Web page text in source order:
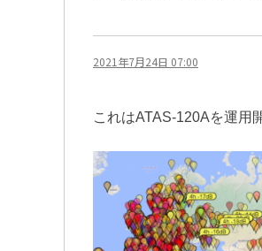
2021年7月24日 07:00
これはATAS-120Aを運用